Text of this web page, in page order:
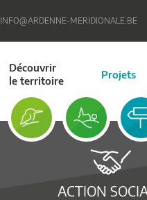
INFO@ARDENNE-MERIDIONALE.BE
Découvrir
le territoire
Projets
ACTION